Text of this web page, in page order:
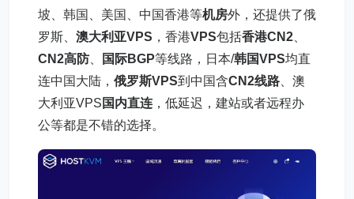
坡、韩国、美国、中国香港等机房外，还提供了俄
罗斯、 澳大利亚VPS ，香港VPS包括香港CN2
CN2高防
国际BGP等线路，日本/韩国VPS均直
连中国大陆， 俄罗斯VPS到中国含CN2线路 、澳
大利亚VPS 国内直连 ，低延迟，建站或者远程办
公等都是不错的选择。